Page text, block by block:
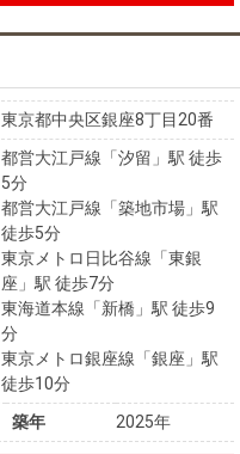
東京都中央区銀座8丁目20番
都営大江戸線「汐留」駅 徒歩
5分
都営大江戸線「築地市場」駅
徒歩5分
東京メトロ日比谷線「東銀
座」駅 徒歩7分
東海道本線「新橋」駅 徒歩9
分
東京メトロ銀座線「銀座」駅
徒歩10分
築年 2025年